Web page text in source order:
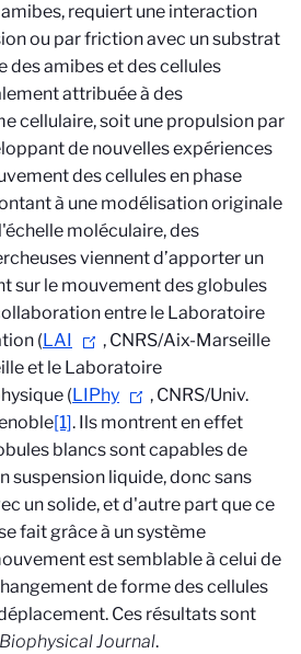
requiert une interaction
ou par friction avec un substrat
des amibes et des cellules
attribuée à des
cellulaire, soit une propulsion par
de nouvelles expériences
des cellules en phase
à une modélisation originale
moléculaire, des
viennent d’apporter un
sur le mouvement des globules
entre le Laboratoire
(LAI
, CNRS/Aix-Marseille
et le Laboratoire
(LIPhy
, CNRS/Univ.
[1]. Ils montrent en effet
blancs sont capables de
suspension liquide, donc sans
un solide, et d'autre part que ce
fait grâce à un système
est semblable à celui de
de forme des cellules
Ces résultats sont
Biophysical Journal.